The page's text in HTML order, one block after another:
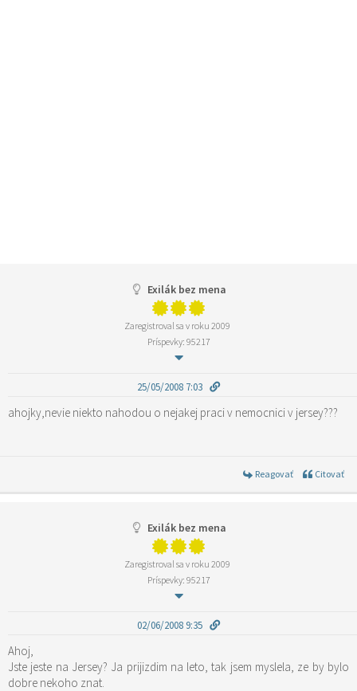
Exilák bez mena
Zaregistroval sa v roku 2009
Príspevky: 95217
25/05/2008 7:03
ahojky,nevie niekto nahodou o nejakej praci v nemocnici v jersey???
Reagovať Citovať
Exilák bez mena
Zaregistroval sa v roku 2009
Príspevky: 95217
02/06/2008 9:35
Ahoj,
Jste jeste na Jersey? Ja prijizdim na leto, tak jsem myslela, ze by bylo
dobre nekoho znat.